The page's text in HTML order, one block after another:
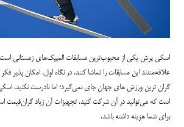
اسکی پرش یکی از محبوب‌ترین مسابقات المپیک‌های زمستانی است و
علاقه‌مندند این مسابقات را تماشا کنند. در نگاه اول، امکان پذیر
گران ترین ورزش های جهان جای نمی‌گیرد؛ اما نادرست نکنید.
برای شما هزینه داشته باشد.